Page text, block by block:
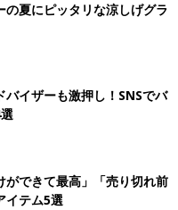
の夏にピッタリな涼しげグラ
バイザーも激押し！SNSでバ
ができて最高」「売り切れ前
イテム5選